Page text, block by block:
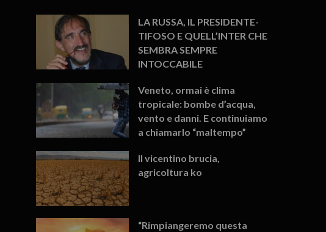
LA RUSSA, IL PRESIDENTE-
TIFOSO E QUELL’INTER CHE
SEMBRA SEMPRE
INTOCCABILE
Veneto, ormai è clima
tropicale: bombe d’acqua,
vento e danni. E continuiamo
a chiamarlo “maltempo”
Il vicentino brucia,
agricoltura ko
“Rimpiangeremo questa